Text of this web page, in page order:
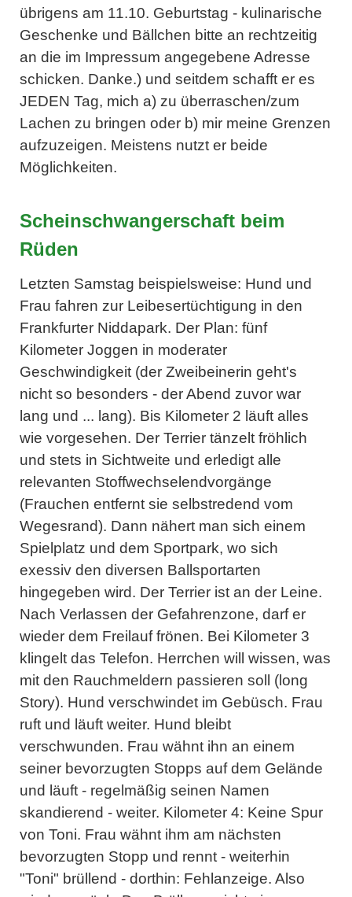
übrigens am 11.10. Geburtstag - kulinarische
Geschenke und Bällchen bitte an rechtzeitig
an die im Impressum angegebene Adresse
schicken. Danke.) und seitdem schafft er es
JEDEN Tag, mich a) zu überraschen/zum
Lachen zu bringen oder b) mir meine Grenzen
aufzuzeigen. Meistens nutzt er beide
Möglichkeiten.
Scheinschwangerschaft beim
Rüden
Letzten Samstag beispielsweise: Hund und
Frau fahren zur Leibesertüchtigung in den
Frankfurter Niddapark. Der Plan: fünf
Kilometer Joggen in moderater
Geschwindigkeit (der Zweibeinerin geht's
nicht so besonders - der Abend zuvor war
lang und ... lang). Bis Kilometer 2 läuft alles
wie vorgesehen. Der Terrier tänzelt fröhlich
und stets in Sichtweite und erledigt alle
relevanten Stoffwechselendvorgänge
(Frauchen entfernt sie selbstredend vom
Wegesrand). Dann nähert man sich einem
Spielplatz und dem Sportpark, wo sich
exessiv den diversen Ballsportarten
hingegeben wird. Der Terrier ist an der Leine.
Nach Verlassen der Gefahrenzone, darf er
wieder dem Freilauf frönen. Bei Kilometer 3
klingelt das Telefon. Herrchen will wissen, was
mit den Rauchmeldern passieren soll (long
Story). Hund verschwindet im Gebüsch. Frau
ruft und läuft weiter. Hund bleibt
verschwunden. Frau wähnt ihn an einem
seiner bevorzugten Stopps auf dem Gelände
und läuft - regelmäßig seinen Namen
skandierend - weiter. Kilometer 4: Keine Spur
von Toni. Frau wähnt ihm am nächsten
bevorzugten Stopp und rennt - weiterhin
"Toni" brüllend - dorthin: Fehlanzeige. Also